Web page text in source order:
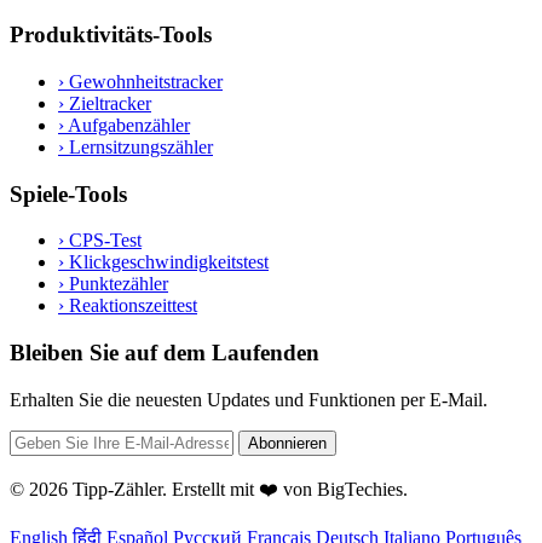
Produktivitäts-Tools
› Gewohnheitstracker
› Zieltracker
› Aufgabenzähler
› Lernsitzungszähler
Spiele-Tools
› CPS-Test
› Klickgeschwindigkeitstest
› Punktezähler
› Reaktionszeittest
Bleiben Sie auf dem Laufenden
Erhalten Sie die neuesten Updates und Funktionen per E-Mail.
Abonnieren
© 2026 Tipp-Zähler. Erstellt mit ❤️ von BigTechies.
Englishहिंदी Español Русский Français Deutsch Italiano Português